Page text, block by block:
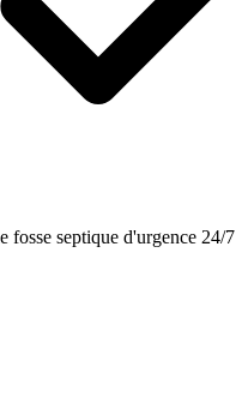
fosse septique d'urgence 24/7